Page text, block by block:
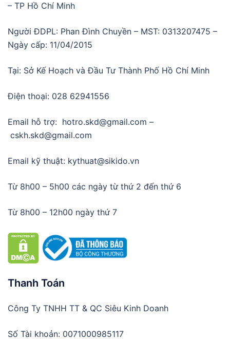
– TP Hồ Chí Minh
Người ĐDPL: Phan Đình Chuyền – MST: 0313207475 –
Ngày cấp: 11/04/2015
Tại: Sở Kế Hoạch và Đầu Tư Thành Phố Hồ Chí Minh
Điện thoại: 028 62941556
Email hỗ trợ: hotro.skd@gmail.com –
cskh.skd@gmail.com
Email kỹ thuật: kythuat@sikido.vn
Từ 8h00 – 5h00 các ngày từ thứ 2 đến thứ 6
Từ 8h00 – 12h00 ngày thứ 7
Thanh Toán
Công Ty TNHH TT & QC Siêu Kinh Doanh
Số Tài khoản: 0071000985117